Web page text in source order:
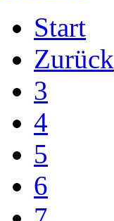
Start
Zurück
3
4
5
6